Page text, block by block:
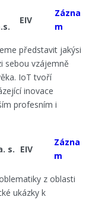
EIV
Zázna
m
představit jakýsi
sebou vzájemně
IoT tvoří
inovace
profesním i
s. EIV
Zázna
m
z oblasti
ukázky k